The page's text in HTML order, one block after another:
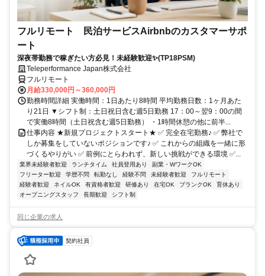
フルリモート 民泊サービスAirbnbのカスタマーサポ
ート
深夜帯勤務で稼ぎたい方必見！未経験歓迎✨(TP18PSM)
Teleperformance Japan株式会社
フルリモート
月給330,000円～360,000円
勤務時間詳細 実働時間：1日あたり8時間 平均勤務日数：1ヶ月あた
り21日 ▼シフト制：土日祝日含む週5日勤務 17：00～翌9：00の間
で実働8時間（土日祝含む週5日勤務） ・1時間休憩の他に前半...
仕事内容 ★新規プロジェクトスタート★ ✅ 完全在宅勤務♪ ✅ 弊社で
しか募集をしていないポジションです♪ ✅ これからの組織を一緒に形
づくるやりがい ✅ 前例にとらわれず、新しい挑戦ができる環境 ✅...
業界未経験者歓迎 ランチタイム 社員登用あり
副業・WワークOK
フリーター歓迎
学歴不問 転勤なし 経験不問 未経験者歓迎
フルリモート
経験者歓迎
ネイルOK 有資格者歓迎 研修あり 在宅OK ブランクOK
育休あり
オープニングスタッフ
長期歓迎 シフト制
同じ企業の求人
契約社員